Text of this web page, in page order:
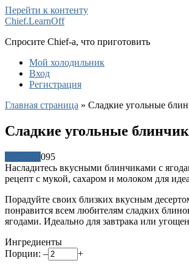
Перейти к контенту
Chief.LearnOff
Спросите Chief-а, что приготовить
Мой холодильник
Вход
Регистрация
Главная страница » Сладкие угольные
Сладкие угольные
095
Насладитесь вкусными блинчиками с
рецепт с мукой, сахаром и молоком для
Порадуйте своих близких вкусным
понравится всем любителям сладких
ягодами. Идеально для завтрака или
Ингредиенты
Порции: – +